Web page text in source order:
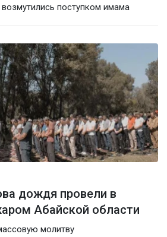
поступком имама
дождя провели в
Абайской области
молитву